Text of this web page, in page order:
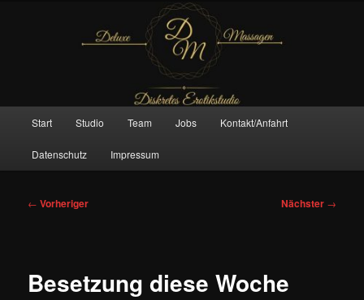
Deluxe Massagen And More
Start Studio Team Jobs Kontakt/Anfahrt
Datenschutz Impressum
Beitragsnavigation
← Vorheriger Nächster →
Besetzung diese Woche